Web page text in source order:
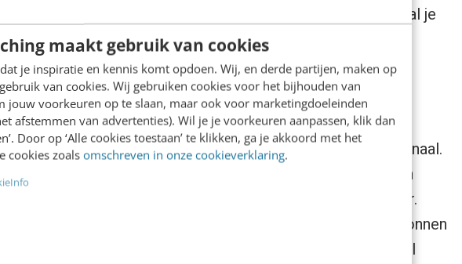
maakt gebruik van cookies
je inspiratie en kennis komt opdoen. Wij, en derde partijen, maken op
van cookies. Wij gebruiken cookies voor het bijhouden van
jouw voorkeuren op te slaan, maar ook voor marketingdoeleinden
afstemmen van advertenties). Wil je je voorkeuren aanpassen, klik dan
Door op ‘Alle cookies toestaan’ te klikken, ga je akkoord met het
cookies zoals omschreven in onze cookieverklaring.
waardevoller dan een like, maar hoe meet en schaal je
bieden data, geen inzichten
monitoringtoolsbeschikbaar, nationaal en internationaal.
de meeste, beste of relevantste databronnen in hun
onderscheiden ze zich eigenlijk nauwelijks van elkaar.
moeilijker aangezien alle leveranciers uit dezelfde bronnen
hun data-intelligentie aan, maar uiteindelijk zijn ze allemaal